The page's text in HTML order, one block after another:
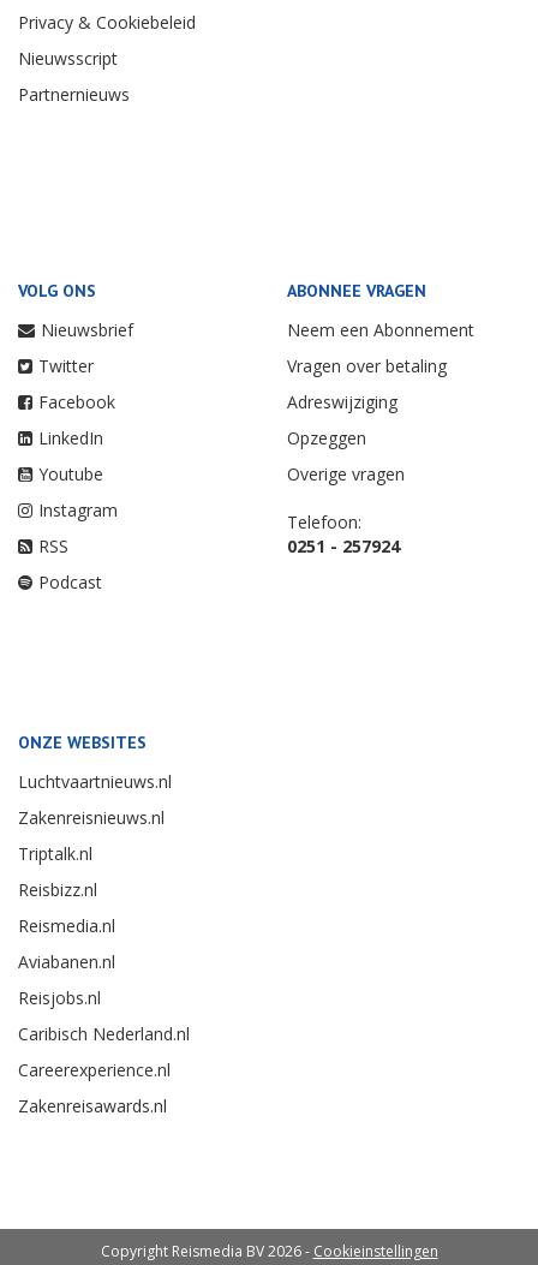
Privacy & Cookiebeleid
Nieuwsscript
Partnernieuws
VOLG ONS
Nieuwsbrief
Twitter
Facebook
LinkedIn
Youtube
Instagram
RSS
Podcast
ABONNEE VRAGEN
Neem een Abonnement
Vragen over betaling
Adreswijziging
Opzeggen
Overige vragen
Telefoon:
0251 - 257924
ONZE WEBSITES
Luchtvaartnieuws.nl
Zakenreisnieuws.nl
Triptalk.nl
Reisbizz.nl
Reismedia.nl
Aviabanen.nl
Reisjobs.nl
Caribisch Nederland.nl
Careerexperience.nl
Zakenreisawards.nl
Copyright Reismedia BV 2026 - Cookieinstellingen